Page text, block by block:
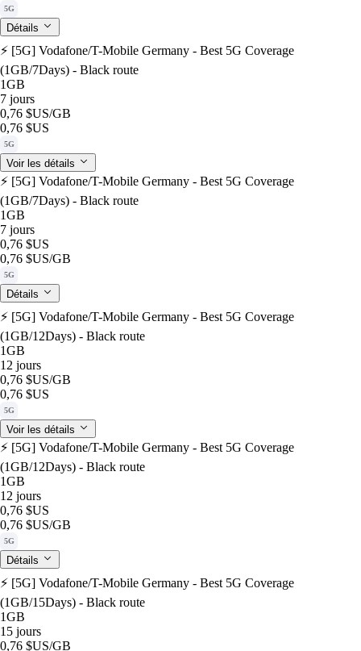
5G
Détails
⚡️ [5G] Vodafone/T-Mobile Germany - Best 5G Coverage
(1GB/7Days) - Black route
1GB
7 jours
0,76 $US/GB
0,76 $US
5G
Voir les détails
⚡️ [5G] Vodafone/T-Mobile Germany - Best 5G Coverage
(1GB/7Days) - Black route
1GB
7 jours
0,76 $US
0,76 $US/GB
5G
Détails
⚡️ [5G] Vodafone/T-Mobile Germany - Best 5G Coverage
(1GB/12Days) - Black route
1GB
12 jours
0,76 $US/GB
0,76 $US
5G
Voir les détails
⚡️ [5G] Vodafone/T-Mobile Germany - Best 5G Coverage
(1GB/12Days) - Black route
1GB
12 jours
0,76 $US
0,76 $US/GB
5G
Détails
⚡️ [5G] Vodafone/T-Mobile Germany - Best 5G Coverage
(1GB/15Days) - Black route
1GB
15 jours
0,76 $US/GB